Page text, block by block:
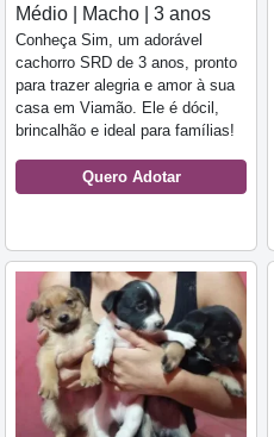
Médio | Macho | 3 anos
Conheça Sim, um adorável
cachorro SRD de 3 anos, pronto
para trazer alegria e amor à sua
casa em Viamão. Ele é dócil,
brincalhão e ideal para famílias!
Quero Adotar